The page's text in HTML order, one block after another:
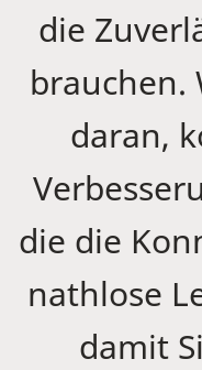
die
brauchen.
daran,
die die
nathlose
damit